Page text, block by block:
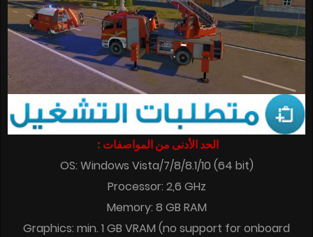
الحد الأدنى من المواصفات :
OS: Windows Vista/7/8/8.1/10 (64 bit)
Processor: 2,6 GHz
Memory: 8 GB RAM
Graphics: min. 1 GB VRAM (no support for onboard